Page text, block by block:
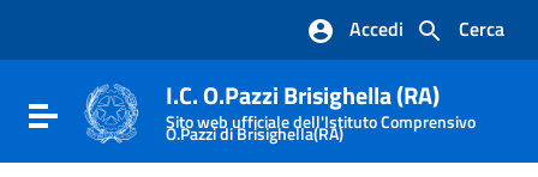
Vai al footer
Cerca
Accedi
Attiva / disattiva la navigazione
I.C. O.Pazzi Brisighella (RA)
Sito web ufficiale dell'Istituto Comprensivo
O.Pazzi di Brisighella(RA)